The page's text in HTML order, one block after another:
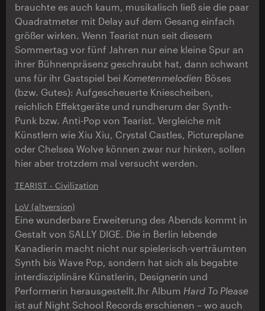
brauchte es auch kaum, musikalisch ließ sie die paar
Quadratmeter mit Delay auf dem Gesang einfach
größer wirken. Wenn Tearist nun seit diesem
Sommertag vor fünf Jahren nur eine kleine Spur an
ihrer Bühnenpräsenz geschraubt hat, dann schwant
uns für ihr Gastspiel bei Kometenmelodien Böses
(bzw. Gutes): Aufgescheuerte Kniescheiben,
reichlich Effektgeräte und rundherum der Synth-
Punk bzw. Anti-Pop von Tearist. Vergleiche mit
Künstlern wie Xiu Xiu, Crystal Castles, Pictureplane
oder Chelsea Wolve können zwar nur hinken, sollen
hier aber trotzdem mal versucht werden.
TEARIST - Civilization
LoV (altversion)
Eine wunderbare Erweiterung des Abends kommt in
Gestalt von SALLY DIGE. Die in Berlin lebende
Kanadierin macht nicht nur spielerisch-verträumten
Synth bis Wave Pop, sondern hat sich als begabte
interdisziplinäre Künstlerin, Designerin und
Performerin herausgestellt.Ihr Album Hard To Please
ist auf Night School Records erschienen – wo auch